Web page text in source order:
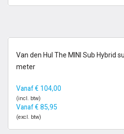
op voorraad
Van den Hul The MINI Sub Hybrid
meter
Vanaf€ 104,00
(incl. btw)
Vanaf€ 85,95
(excl. btw)